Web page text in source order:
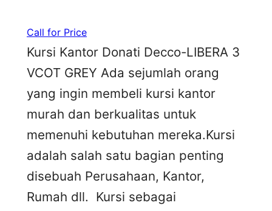
Call for Price
Kursi Kantor Donati Decco-LIBERA 3
VCOT GREY Ada sejumlah orang
yang ingin membeli kursi kantor
murah dan berkualitas untuk
memenuhi kebutuhan mereka.Kursi
adalah salah satu bagian penting
disebuah Perusahaan, Kantor,
Rumah dll. Kursi sebagai